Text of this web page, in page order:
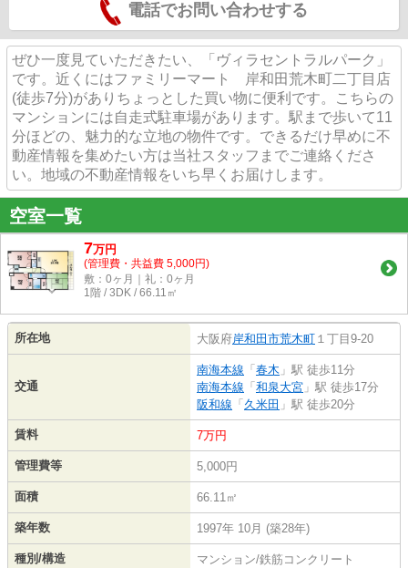
電話でお問い合わせする
ぜひ一度見ていただきたい、「ヴィラセントラルパーク」
です。近くにはファミリーマート 岸和田荒木町二丁目店
(徒歩7分)がありちょっとした買い物に便利です。こちらの
マンションには自走式駐車場があります。駅まで歩いて11
分ほどの、魅力的な立地の物件です。できるだけ早めに不
動産情報を集めたい方は当社スタッフまでご連絡くださ
い。地域の不動産情報をいち早くお届けします。
空室一覧
7万円
(管理費・共益費 5,000円)
敷：0ヶ月｜礼：0ヶ月
1階 / 3DK / 66.11㎡
所在地 大阪府岸和田市荒木町 １丁目9-20
交通
南海本線 「 春木 」駅 徒歩11分
南海本線 「 和泉大宮 」駅 徒歩17分
阪和線 「 久米田 」駅 徒歩20分
賃料 7万円
管理費等 5,000円
面積 66.11㎡
築年数 1997年 10月 (築28年)
種別/構造 マンション/鉄筋コンクリート